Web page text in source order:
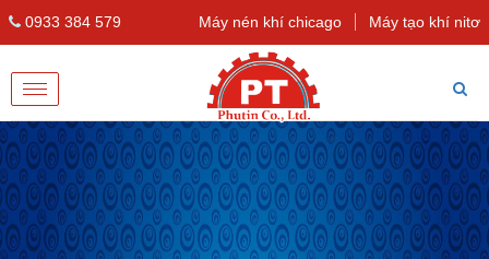
0933 384 579 Máy nén khí chicago Máy tạo khí nitơ
Toggle
navigation